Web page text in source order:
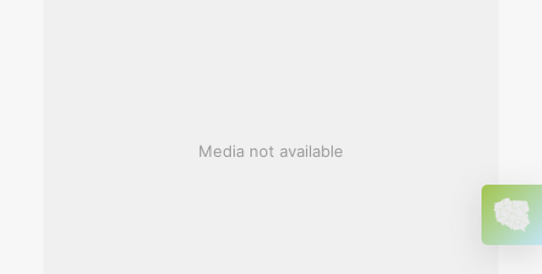
Media not available